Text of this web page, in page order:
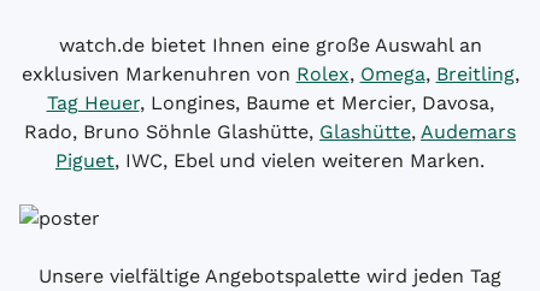
watch.de bietet Ihnen eine große Auswahl an
exklusiven Markenuhren von Rolex, Omega, Breitling,
Tag Heuer, Longines, Baume et Mercier, Davosa,
Rado, Bruno Söhnle Glashütte, Glashütte, Audemars
Piguet, IWC, Ebel und vielen weiteren Marken.
Unsere vielfältige Angebotspalette wird jeden Tag